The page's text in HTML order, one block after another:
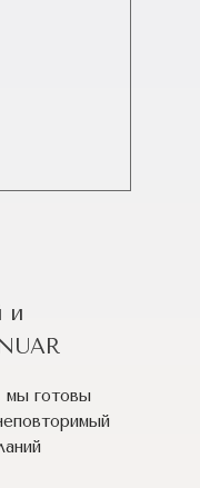
и
мы готовы